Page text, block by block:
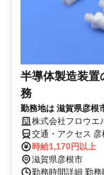
半導体製造装
務
勤務地は 滋賀県彦根
株式会社フロウ
交通・アクセス
金比羅口で下車、
時給1,170円以上
滋賀県彦根市
勤務時間詳細 勤務